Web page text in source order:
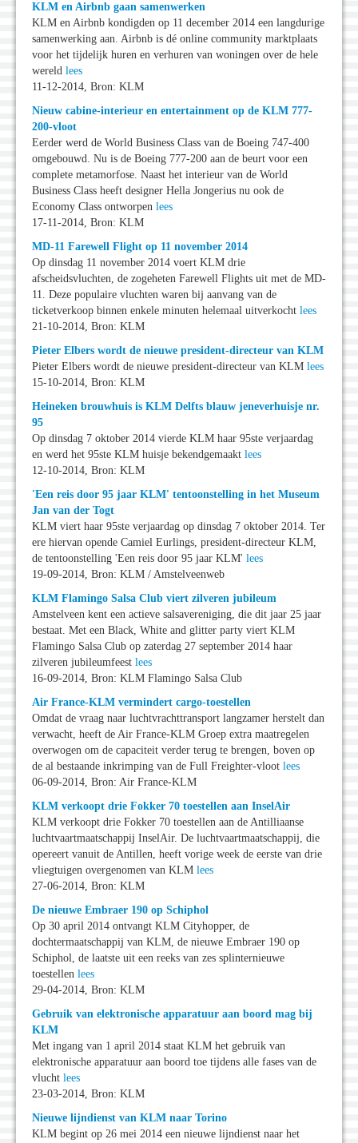
KLM en Airbnb gaan samenwerken
KLM en Airbnb kondigden op 11 december 2014 een langdurige
samenwerking aan. Airbnb is dé online community marktplaats
voor het tijdelijk huren en verhuren van woningen over de hele
wereld lees
11-12-2014, Bron: KLM
Nieuw cabine-interieur en entertainment op de KLM 777-
200-vloot
Eerder werd de World Business Class van de Boeing 747-400
omgebouwd. Nu is de Boeing 777-200 aan de beurt voor een
complete metamorfose. Naast het interieur van de World
Business Class heeft designer Hella Jongerius nu ook de
Economy Class ontworpen lees
17-11-2014, Bron: KLM
MD-11 Farewell Flight op 11 november 2014
Op dinsdag 11 november 2014 voert KLM drie
afscheidsvluchten, de zogeheten Farewell Flights uit met de MD-
11. Deze populaire vluchten waren bij aanvang van de
ticketverkoop binnen enkele minuten helemaal uitverkocht lees
21-10-2014, Bron: KLM
Pieter Elbers wordt de nieuwe president-directeur van KLM
Pieter Elbers wordt de nieuwe president-directeur van KLM lees
15-10-2014, Bron: KLM
Heineken brouwhuis is KLM Delfts blauw jeneverhuisje nr.
95
Op dinsdag 7 oktober 2014 vierde KLM haar 95ste verjaardag
en werd het 95ste KLM huisje bekendgemaakt lees
12-10-2014, Bron: KLM
'Een reis door 95 jaar KLM' tentoonstelling in het Museum
Jan van der Togt
KLM viert haar 95ste verjaardag op dinsdag 7 oktober 2014. Ter
ere hiervan opende Camiel Eurlings, president-directeur KLM,
de tentoonstelling 'Een reis door 95 jaar KLM' lees
19-09-2014, Bron: KLM / Amstelveenweb
KLM Flamingo Salsa Club viert zilveren jubileum
Amstelveen kent een actieve salsavereniging, die dit jaar 25 jaar
bestaat. Met een Black, White and glitter party viert KLM
Flamingo Salsa Club op zaterdag 27 september 2014 haar
zilveren jubileumfeest lees
16-09-2014, Bron: KLM Flamingo Salsa Club
Air France-KLM vermindert cargo-toestellen
Omdat de vraag naar luchtvrachttransport langzamer herstelt dan
verwacht, heeft de Air France-KLM Groep extra maatregelen
overwogen om de capaciteit verder terug te brengen, boven op
de al bestaande inkrimping van de Full Freighter-vloot lees
06-09-2014, Bron: Air France-KLM
KLM verkoopt drie Fokker 70 toestellen aan InselAir
KLM verkoopt drie Fokker 70 toestellen aan de Antilliaanse
luchtvaartmaatschappij InselAir. De luchtvaartmaatschappij, die
opereert vanuit de Antillen, heeft vorige week de eerste van drie
vliegtuigen overgenomen van KLM lees
27-06-2014, Bron: KLM
De nieuwe Embraer 190 op Schiphol
Op 30 april 2014 ontvangt KLM Cityhopper, de
dochtermaatschappij van KLM, de nieuwe Embraer 190 op
Schiphol, de laatste uit een reeks van zes splinternieuwe
toestellen lees
29-04-2014, Bron: KLM
Gebruik van elektronische apparatuur aan boord mag bij
KLM
Met ingang van 1 april 2014 staat KLM het gebruik van
elektronische apparatuur aan boord toe tijdens alle fases van de
vlucht lees
23-03-2014, Bron: KLM
Nieuwe lijndienst van KLM naar Torino
KLM begint op 26 mei 2014 een nieuwe lijndienst naar het